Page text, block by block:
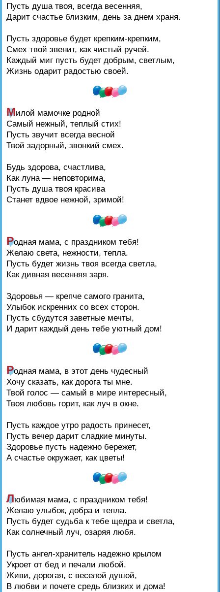
Пусть душа твоя, всегда весенняя,
Дарит счастье близким, день за днем храня.
Пусть здоровье будет крепким-крепким,
Смех твой звенит, как чистый ручей.
Каждый миг пусть будет добрым, светлым,
Жизнь одарит радостью своей.
Милой мамочке родной
Самый нежный, теплый стих!
Пусть звучит всегда весной
Твой задорный, звонкий смех.
Будь здорова, счастлива,
Как луна — неповторима,
Пусть душа твоя красива
Станет вдвое нежной, зримой!
Родная мама, с праздником тебя!
Желаю света, нежности, тепла.
Пусть будет жизнь твоя всегда светла,
Как дивная весенняя заря.
Здоровья — крепче самого гранита,
Улыбок искренних со всех сторон.
Пусть сбудутся заветные мечты,
И дарит каждый день тебе уютный дом!
Родная мама, в этот день чудесный
Хочу сказать, как дорога ты мне.
Твой голос — самый в мире интересный,
Твоя любовь горит, как луч в окне.
Пусть каждое утро радость принесет,
Пусть вечер дарит сладкие минуты.
Здоровье пусть надежно бережет,
А счастье окружает, как цветы!
Любимая мама, с праздником тебя!
Желаю улыбок, добра и тепла.
Пусть будет судьба к тебе щедра и светла,
Как солнечный луч, озаряя любя.
Пусть ангел-хранитель надежно крылом
Укроет от бед и печали любой.
Живи, дорогая, с веселой душой,
В любви и почете средь близких и дома!